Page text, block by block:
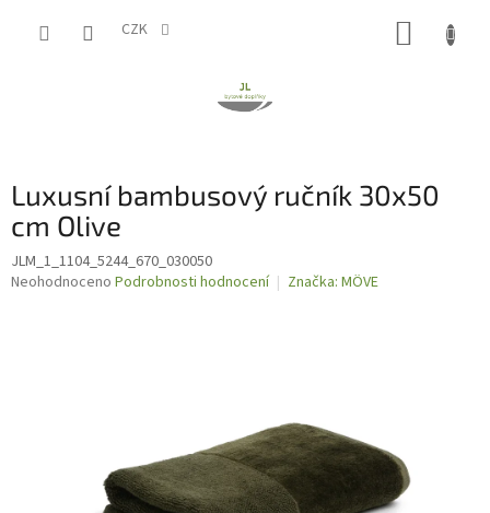
CZK
Luxusní bambusový ručník 30x50
cm Olive
JLM_1_1104_5244_670_030050
Průměrné
Neohodnoceno Podrobnosti hodnocení Značka: MÖVE